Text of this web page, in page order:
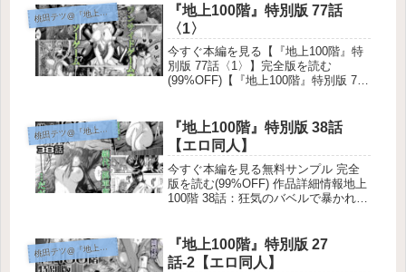
桃田テツ@『地上100階』
『地上100階』特別版 77話
〈1〉
今すぐ本編を見る【『地上100階』特
別版 77話〈1〉】完全版を読む
(99%OFF)【『地上100階』特別版 77
地獄か、それとも快楽の園か――。圧
倒的な世界観で読...
桃田テツ@『地上100階』
『地上100階』特別版 38話
【エロ同人】
今すぐ本編を見る無料サンプル 完全
版を読む(99%OFF) 作品詳細情報地上
100階 38話：狂気のバベルで暴かれる
ームへ！今回紹介するのは、圧倒的な
没入感と手に汗握る展開...
桃田テツ@『地上100階』
『地上100階』特別版 27
話-2【エロ同人】